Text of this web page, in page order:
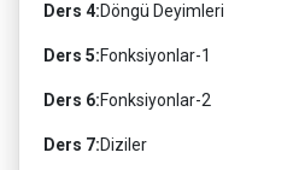
Ders 4:Döngü Deyimleri
Ders 5:Fonksiyonlar-1
Ders 6:Fonksiyonlar-2
Ders 7:Diziler